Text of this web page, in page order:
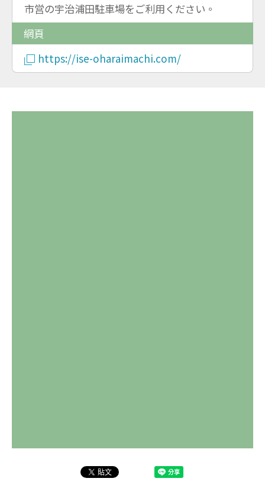
市営の宇治浦田駐車場をご利用ください。
網頁
https://ise-oharaimachi.com/